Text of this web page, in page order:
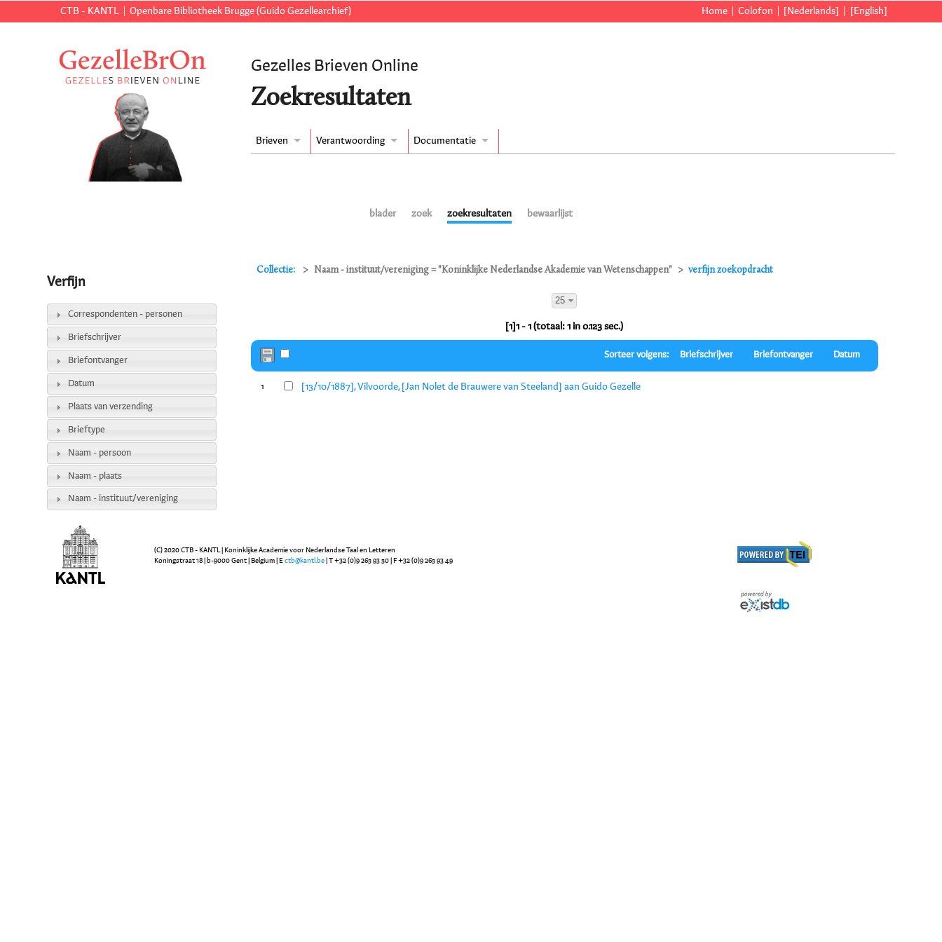
CTB - KANTL Openbare Bibliotheek Brugge (Guido Gezellearchief) Home Colofon [Nederlands] [English]
Gezelles Brieven Online
Zoekresultaten
Brieven Verantwoording Documentatie
blader zoek zoekresultaten bewaarlijst
Collectie: Naam - instituut/vereniging = "Koninklijke Nederlandse Akademie van Wetenschappen" verfijn zoekopdracht
25
[1]1 - 1 (totaal: 1 in 0.123 sec.)
Sorteer volgens: Briefschrijver Briefontvanger Datum
1 [13/10/1887], Vilvoorde, [Jan Nolet de Brauwere van Steeland] aan Guido Gezelle
Verfijn
Correspondenten - personen
Briefschrijver
Briefontvanger
Datum
Plaats van verzending
Brieftype
Naam - persoon
Naam - plaats
Naam - instituut/vereniging
(C) 2020 CTB - KANTL | Koninklijke Academie voor Nederlandse Taal en Letteren
Koningstraat 18 | b-9000 Gent | Belgium | Ectb@kantl.be | T +32 (0)9 265 93 50 | F +32 (0)9 265 93 49